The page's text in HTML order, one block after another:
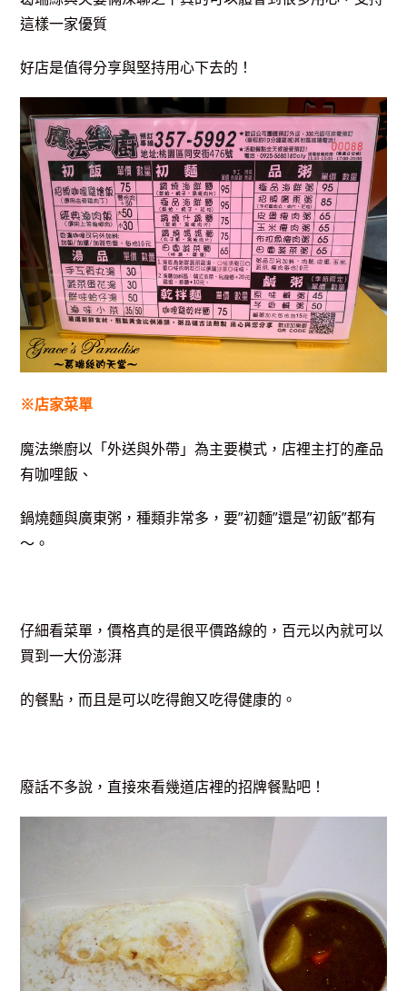
這樣一家優質
好店是值得分享與堅持用心下去的！
※店家菜單
魔法樂廚以「外送與外帶」為主要模式，店裡主打的產品
有咖哩飯、
鍋燒麵與廣東粥，種類非常多，要”初麵”還是”初飯”都有
～。
仔細看菜單，價格真的是很平價路線的，百元以內就可以
買到一大份澎湃
的餐點，而且是可以吃得飽又吃得健康的。
廢話不多說，直接來看幾道店裡的招牌餐點吧！